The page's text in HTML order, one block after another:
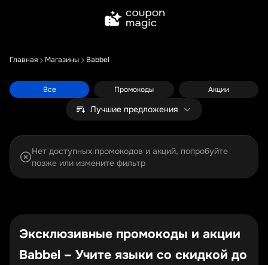
Главная Магазины Babbel
Все Промокоды Акции
Лучшие предложения
Нет доступных промокодов и акций, попробуйте
позже или измените фильтр
Эксклюзивные промокоды и акции
Babbel – Учите языки со скидкой до